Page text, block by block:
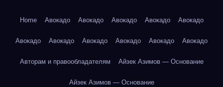
Home Авокадо Авокадо Авокадо Авокадо Авокадо
Авокадо Авокадо Авокадо Авокадо Авокадо Авокадо
Авторам и правообладателям Айзек Азимов — Основание
Айзек Азимов — Основание